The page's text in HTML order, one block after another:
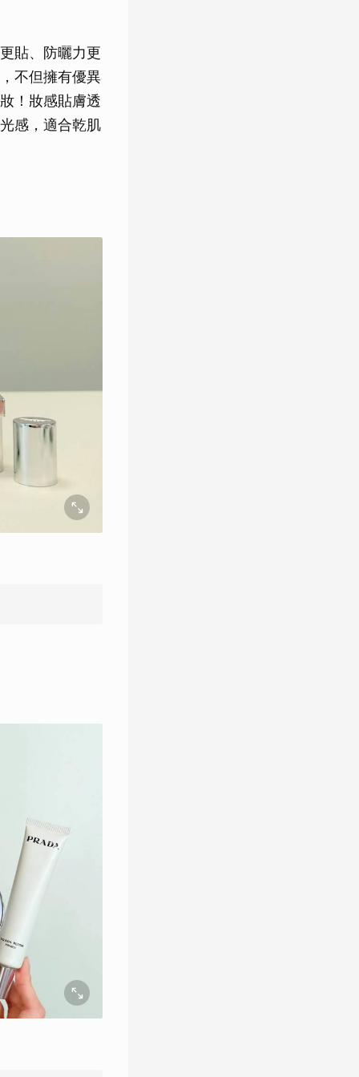
貼、防曬力更
不但擁有優異
！妝感貼膚透
感，適合乾肌